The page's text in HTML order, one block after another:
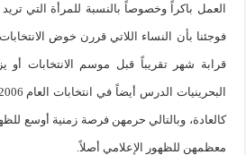
العمل باكراً وخصوصاً بالنسبة للمرأة التي
فوجئنا بأن النساء اللاتي قررن خوض
قرابة شهر تقريباً قبل موسم الانتخابات أو
كالعادة، وبالتالي حرمهن فرصة زمنية أوسع
معظمهن للظهور الإعلامي أصلاً.